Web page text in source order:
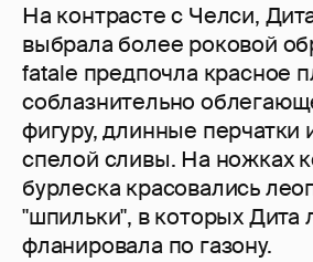
На контрасте с Челси,
выбрала более роковой
fatale предпочла красное
соблазнительно
фигуру, длинные перчатки
спелой сливы. На ножках
бурлеска красовались
"шпильки", в которых Дита
фланировала по газону.